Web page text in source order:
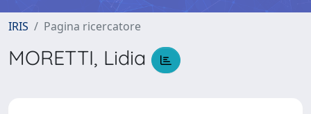
IRIS Pagina ricercatore
MORETTI, Lidia